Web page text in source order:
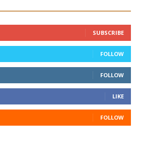
SUBSCRIBE
FOLLOW
FOLLOW
LIKE
FOLLOW